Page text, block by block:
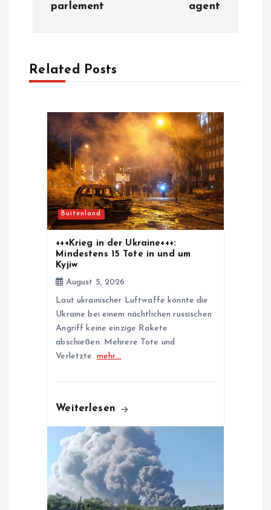
a
v
parlement
agent
Related Posts
Buitenland
+++Krieg in der Ukraine+++:
Mindestens 15 Tote in und um
Kyjiw
August 5, 2026
Laut ukrainischer Luftwaffe konnte die
Ukraine bei einem nächtlichen russischen
Angriff keine einzige Rakete
abschießen. Mehrere Tote und
Verletzte. mehr…
Weiterlesen